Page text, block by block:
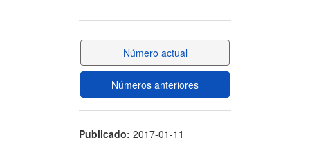
artículo
Número actual
Números anteriores
Publicado: 2017-01-11